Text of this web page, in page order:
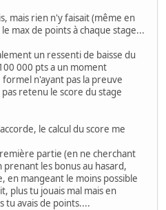
mais rien n'y faisait (même en
max de points à chaque stage...
un ressenti de baisse du
000 pts a un moment
n'ayant pas la preuve
retenu le score du stage
le calcul du score me
partie (en ne cherchant
prenant les bonus au hasard,
en mangeant le moins possible
plus tu jouais mal mais en
tu avais de points....